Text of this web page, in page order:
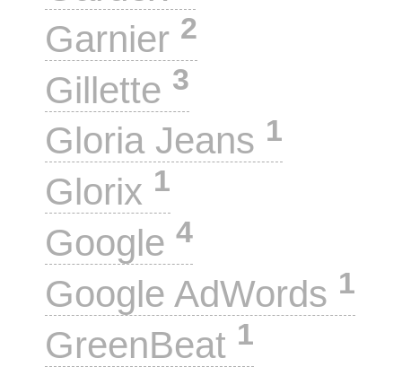
Garnier 2
Gillette 3
Gloria Jeans 1
Glorix 1
Google 4
Google AdWords 1
GreenBeat 1